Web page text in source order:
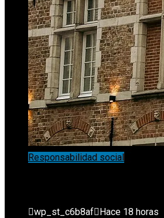
Responsabilidad social
El Enfoque Descentralizado De
wp_st_c6b8af Hace 18 horas